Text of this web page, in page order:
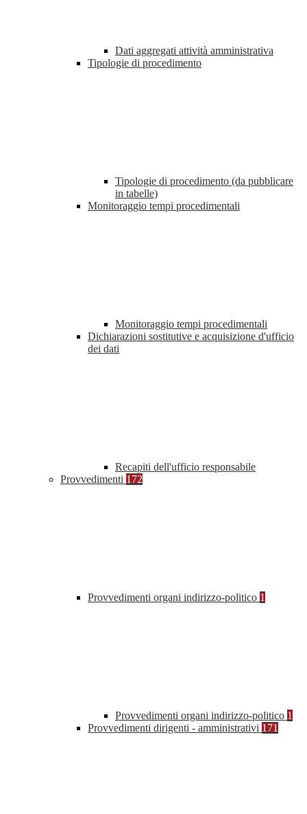
Dati aggregati attività amministrativa
Tipologie di procedimento
Tipologie di procedimento (da pubblicare
in tabelle)
Monitoraggio tempi procedimentali
Monitoraggio tempi procedimentali
Dichiarazioni sostitutive e acquisizione d'ufficio
dei dati
Recapiti dell'ufficio responsabile
Provvedimenti 172
Provvedimenti organi indirizzo-politico 1
Provvedimenti organi indirizzo-politico 1
Provvedimenti dirigenti - amministrativi 171